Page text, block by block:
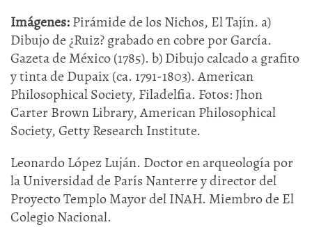
Imágenes:Pirámide de los Nichos, El Tajín. a)
Dibujo de ¿Ruiz? grabado en cobre por García.
Gazeta de México (1785). b) Dibujo calcado a grafito
y tinta de Dupaix (ca. 1791-1803). American
Philosophical Society, Filadelfia. Fotos: Jhon
Carter Brown Library, American Philosophical
Society, Getty Research Institute.
Leonardo López Luján. Doctor en arqueología por
la Universidad de París Nanterre y director del
Proyecto Templo Mayor del INAH. Miembro de El
Colegio Nacional.